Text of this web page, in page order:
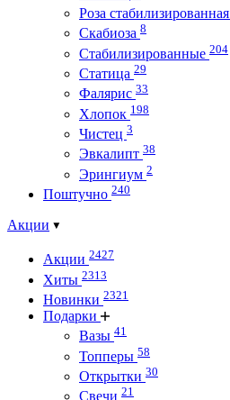
Роза стабилизированная
Скабиоза 8
Стабилизированные 204
Статица 29
Фалярис 33
Хлопок 198
Чистец 3
Эвкалипт 38
Эрингиум 2
Поштучно 240
Акции
Акции 2427
Хиты 2313
Новинки 2321
Подарки
Вазы 41
Топперы 58
Открытки 30
Свечи 21